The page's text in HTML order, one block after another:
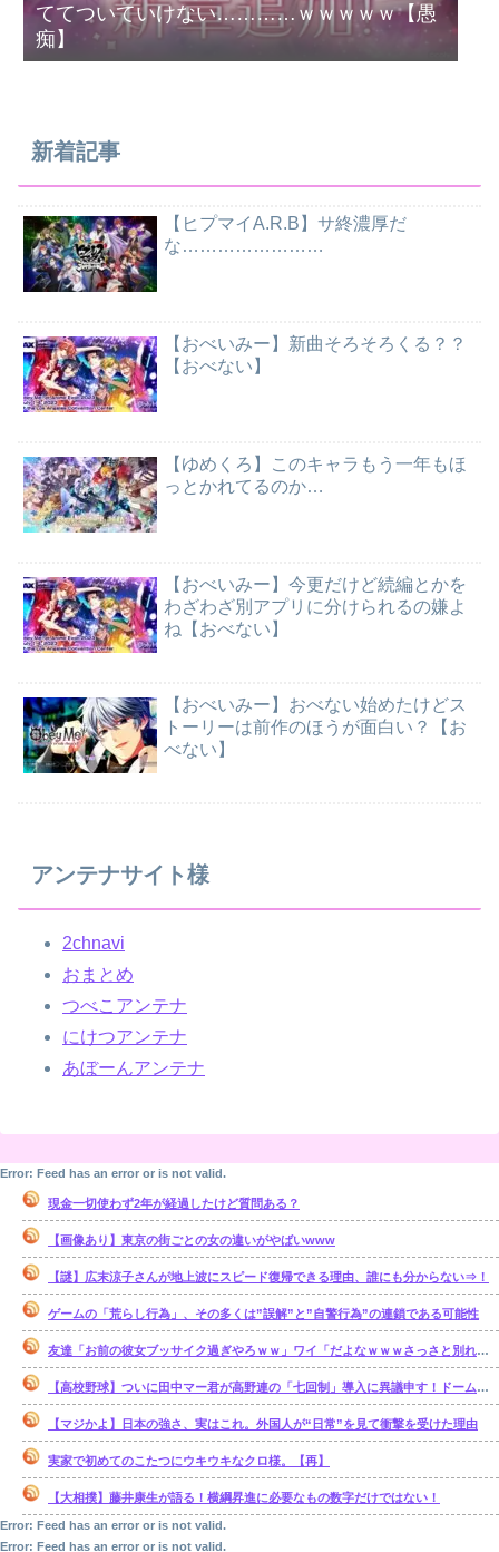
ててついていけない…………ｗｗｗｗｗ【愚
痴】
新着記事
【ヒプマイA.R.B】サ終濃厚だ
な……………………
【おべいみー】新曲そろそろくる？？
【おべない】
【ゆめくろ】このキャラもう一年もほ
っとかれてるのか…
【おべいみー】今更だけど続編とかを
わざわざ別アプリに分けられるの嫌よ
ね【おべない】
【おべいみー】おべない始めたけどス
トーリーは前作のほうが面白い？【お
べない】
アンテナサイト様
2chnavi
おまとめ
つべこアンテナ
にけつアンテナ
あぼーんアンテナ
Error: Feed has an error or is not valid.
現金一切使わず2年が経過したけど質問ある？
【画像あり】東京の街ごとの女の違いがやばいwww
【謎】広末涼子さんが地上波にスピード復帰できる理由、誰にも分からない⇒！
ゲームの「荒らし行為」、その多くは”誤解”と”自警行為”の連鎖である可能性
友達「お前の彼女ブッサイク過ぎやろｗｗ」ワイ「だよなｗｗｗさっさと別れたいわｗｗｗ」
【高校野球】ついに田中マー君が高野連の「七回制」導入に異議申す！ドーム球場でやれ
【マジかよ】日本の強さ、実はこれ。外国人が“日常”を見て衝撃を受けた理由
実家で初めてのこたつにウキウキなクロ様。【再】
【大相撲】藤井康生が語る！横綱昇進に必要なもの数字だけではない！
Error: Feed has an error or is not valid.
Error: Feed has an error or is not valid.